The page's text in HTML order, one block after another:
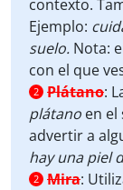
contexto.
Ejemplo:
suelo. Nota:
con el que
2 Plátano:
plátano en el
advertir a
hay una piel
2 Mira: